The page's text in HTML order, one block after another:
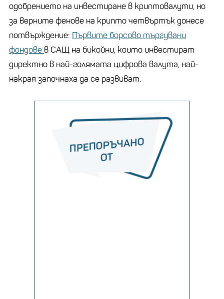
одобрението на инвестиране в криптовалути, но
за верните фенове на крипто четвъртък донесе
потвърждение: Първите борсово търгувани
фондове в САЩ на бикойни, които инвестират
директно в най-голямата цифрова валута, най-
накрая започнаха да се развиват.